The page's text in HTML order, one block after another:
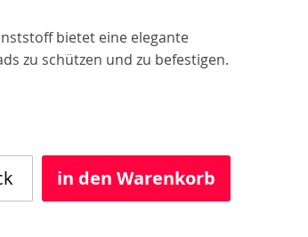
bietet eine elegante
zu schützen und zu befestigen.
in den Warenkorb